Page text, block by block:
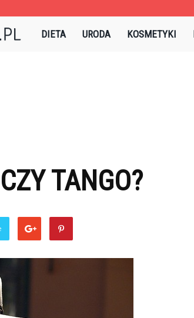
Sztukapielegnowania.pl
DIETA URODA KOSMETYKI
TANGO?